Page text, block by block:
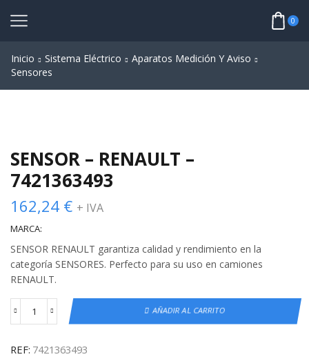
0
Inicio Sistema Eléctrico
Aparatos Medición Y Aviso
Sensores
SENSOR – RENAULT –
7421363493
162,24 € + IVA
MARCA:
SENSOR RENAULT garantiza calidad y rendimiento en la
categoría SENSORES. Perfecto para su uso en camiones
RENAULT.
AÑADIR AL CARRITO
REF: 7421363493